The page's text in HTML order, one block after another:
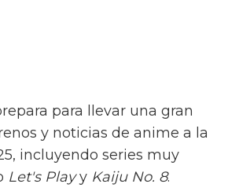
para llevar una gran
y noticias de anime a la
incluyendo series muy
Let's Playy Kaiju No. 8.